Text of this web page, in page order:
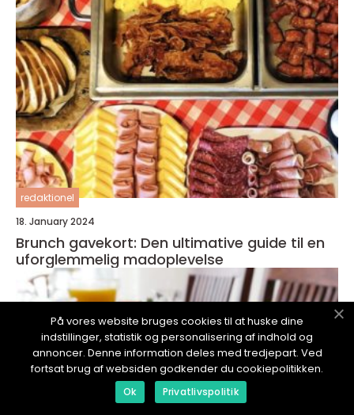
redaktionel
18. January 2024
Brunch gavekort: Den ultimative guide til en
uforglemmelig madoplevelse
På vores website bruges cookies til at huske dine
indstillinger, statistik og personalisering af indhold og
annoncer. Denne information deles med tredjepart. Ved
fortsat brug af websiden godkender du cookiepolitikken.
Ok Privatlivspolitik